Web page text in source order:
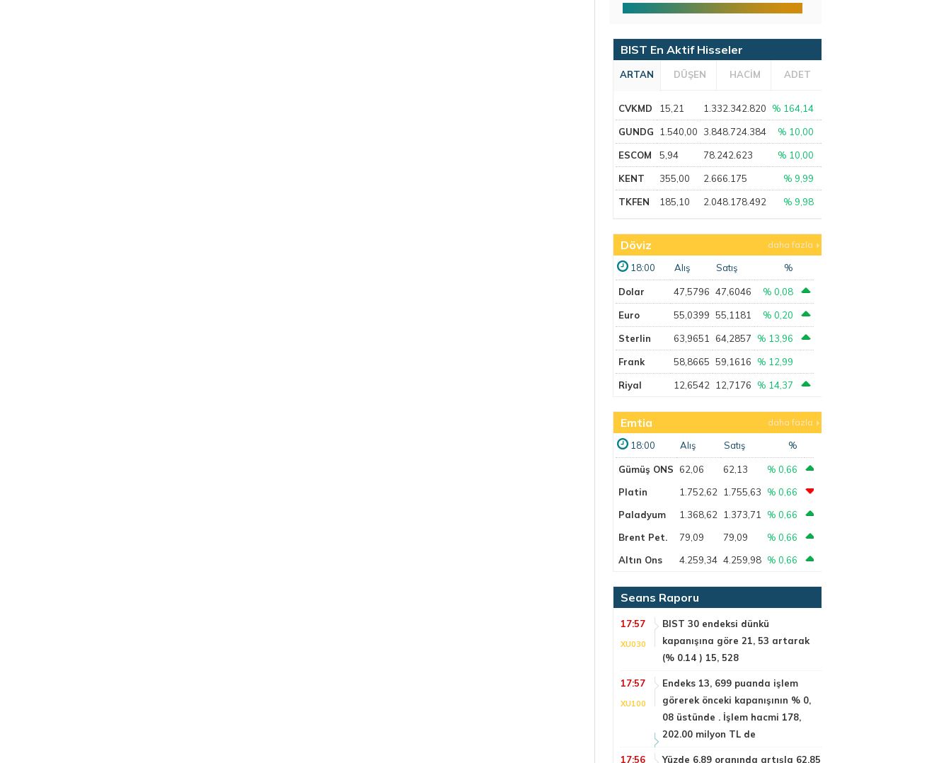
BIST En Aktif Hisseler
ARTAN DÜŞEN HACİM ADET
CVKMD 15,21 1.332.342.820 % 164,14
GUNDG 1.540,00 3.848.724.384 % 10,00
ESCOM 5,94 78.242.623 % 10,00
KENT 355,00 2.666.175 % 9,99
TKFEN 185,10 2.048.178.492 % 9,98
Döviz daha fazla
18:00 Alış Satış %
Dolar 47,5796 47,6046 % 0,08
Euro 55,0399 55,1181 % 0,20
Sterlin 63,9651 64,2857 % 13,96
Frank 58,8665 59,1616 % 12,99
Riyal 12,6542 12,7176 % 14,37
Emtia daha fazla
18:00 Alış Satış %
Gümüş ONS 62,06 62,13
% 0,66
Platin
1.752,62 1.755,63
% 0,66
Paladyum
1.368,62 1.373,71
% 0,66
Brent Pet.
79,09 79,09
% 0,66
Altın Ons
4.259,34 4.259,98 % 0,66
Seans Raporu
17:57
XU030
BIST 30 endeksi dünkü
kapanışına göre 21, 53 artarak
(% 0.14 ) 15, 528
17:57
XU100
Endeks 13, 699 puanda işlem
görerek önceki kapanışının % 0,
08 üstünde . İşlem hacmi 178,
202.00 milyon TL de
17:56
Yüzde 6.89 oranında artışla 62.85